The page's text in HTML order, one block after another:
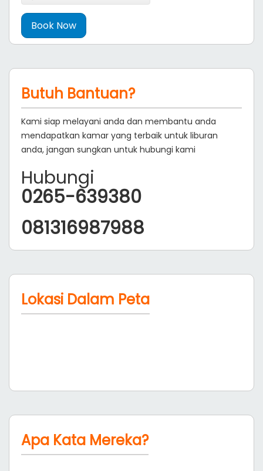
Butuh Bantuan?
Kami siap melayani anda dan membantu anda
mendapatkan kamar yang terbaik untuk liburan
anda, jangan sungkan untuk hubungi kami
Hubungi
0265-639380
081316987988
Lokasi Dalam Peta
Apa Kata Mereka?